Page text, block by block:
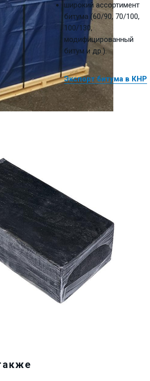
широкий ассортимент
битума (60/90, 70/100,
100/130,
модифицированный
битум и др.).
Экспорт битума в КНР